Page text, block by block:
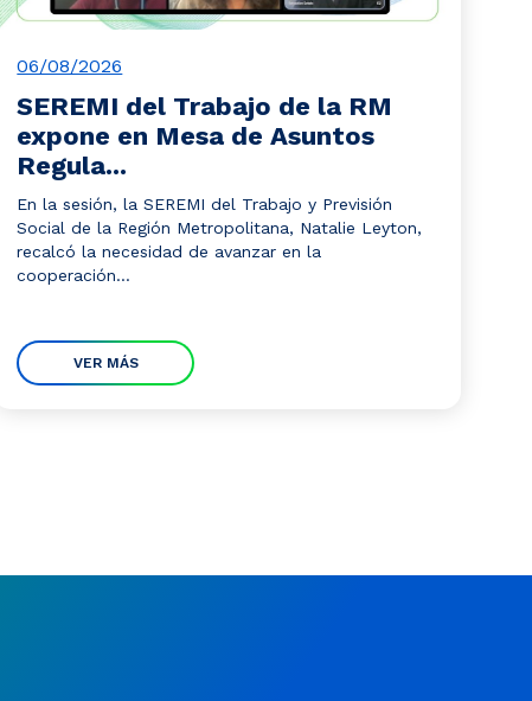
06/08/2026
SEREMI del Trabajo de la RM
expone en Mesa de Asuntos
Regula...
En la sesión, la SEREMI del Trabajo y Previsión
Social de la Región Metropolitana, Natalie Leyton,
recalcó la necesidad de avanzar en la
cooperación...
VER MÁS